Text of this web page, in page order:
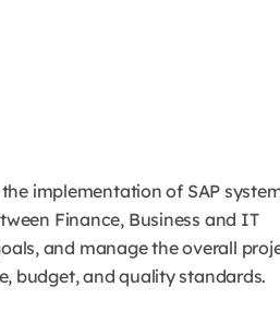
implementation of SAP
Finance, Business and IT
and manage the overall
budget, and quality standards.